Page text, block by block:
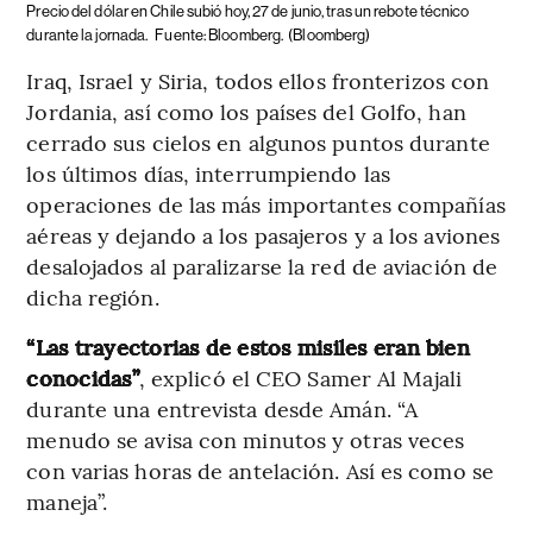
Precio del dólar en Chile subió hoy, 27 de junio, tras un rebote técnico
durante la jornada. Fuente: Bloomberg. (Bloomberg)
Iraq, Israel y Siria, todos ellos fronterizos con
Jordania, así como los países del Golfo, han
cerrado sus cielos en algunos puntos durante
los últimos días, interrumpiendo las
operaciones de las más importantes compañías
aéreas y dejando a los pasajeros y a los aviones
desalojados al paralizarse la red de aviación de
dicha región.
“Las trayectorias de estos misiles eran bien
conocidas”, explicó el CEO Samer Al Majali
durante una entrevista desde Amán. “A
menudo se avisa con minutos y otras veces
con varias horas de antelación. Así es como se
maneja”.